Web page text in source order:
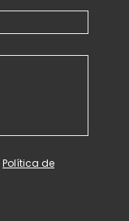
Política de